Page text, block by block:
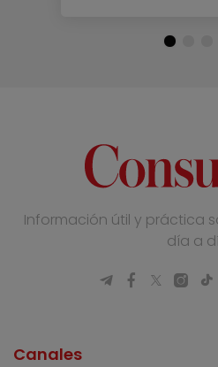
Información útil y práctica
día a
Canales